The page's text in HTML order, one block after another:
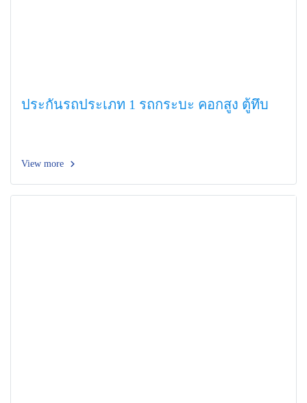
ประกันรถประเภท 1 รถกระบะ คอกสูง ตู้ทึบ
View more